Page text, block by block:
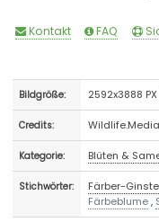
Kontakt FAQ
Bildgröße: 2592x3888
Credits:
Kategorie: Blüten &
Stichwörter: Färber-
Färbeblume,